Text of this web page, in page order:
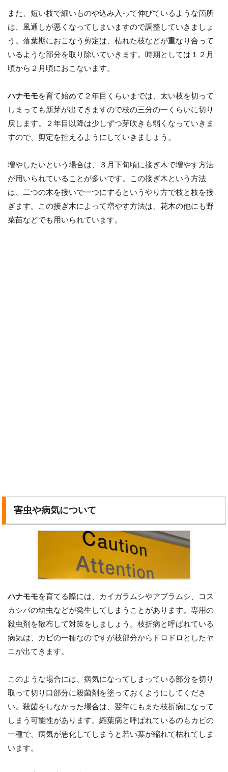
また、短い枝で細いものや込み入って伸びているような箇所
は、風通しが悪くなってしまいますので調整していきましょ
う。落葉期におこなう剪定は、枯れた枝などが重なり合って
いるような部分を取り除いていきます。時期としては１２月
頃から２月頃におこないます。
ハナモモを育て始めて２年目くらいまでは、太い枝を切って
しまっても新芽が出てきますので枝の三分の一くらいに切り
戻します。２年目以降は少しずつ芽吹きも弱くなっていきま
すので、剪定を控えるようにしていきましょう。
増やしたいという場合は、３月下旬頃に接ぎ木で増やす方法
が用いられていることが多いです。この接ぎ木という方法
は、二つの木を接いで一つにするというやり方で枝と枝を接
ぎます。この接ぎ木によって増やす方法は、花木の他にも野
菜苗などでも用いられています。
害虫や病気について
ハナモモを育てる際には、カイガラムシやアブラムシ、コス
カシバの幼虫などが発生してしまうことがあります。専用の
殺虫剤を散布して対策をしましょう。枝折病と呼ばれている
病気は、カビの一種なのですが枝部分からドロドロとしたヤ
ニが出てきます。
このような場合には、病気になってしまっている部分を切り
取って切り口部分に殺菌剤を塗っておくようにしてくださ
い。殺菌をしなかった場合は、翌年にもまた枝折病になって
しまう可能性があります。縮葉病と呼ばれているのもカビの
一種で、病気が悪化してしまうと若い葉が縮れて枯れてしま
います。